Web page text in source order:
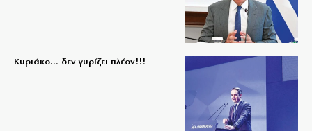
Κυριάκο… δεν γυρίζει πλέον!!!